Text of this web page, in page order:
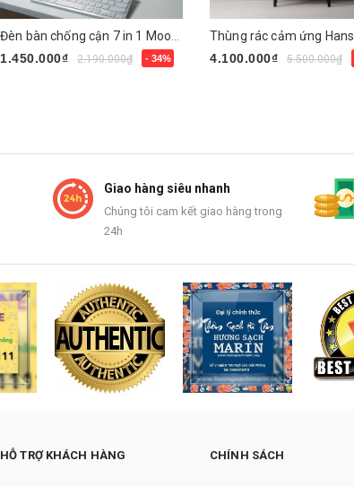
1.450.000₫
2.190.000₫ - 34%
4.100.000₫
5.500.000₫
Giao hàng siêu nhanh
Chúng tôi cam kết giao hàng trong
24h
HỖ TRỢ KHÁCH HÀNG CHÍNH SÁCH